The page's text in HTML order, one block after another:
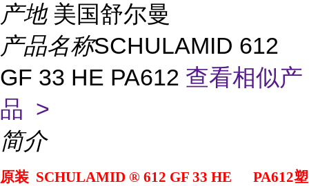
产地 美国舒尔曼
产品名称SCHULAMID 612
GF 33 HE PA612 查看相似产
品 >
简介
原装 SCHULAMID ® 612 GF 33 HE PA612塑